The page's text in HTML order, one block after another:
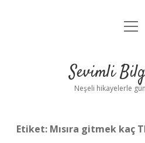
Anasayfa
Yasal
Sevimli
Neşeli hikayelerle
Etiket: Mısıra gitmek kaç